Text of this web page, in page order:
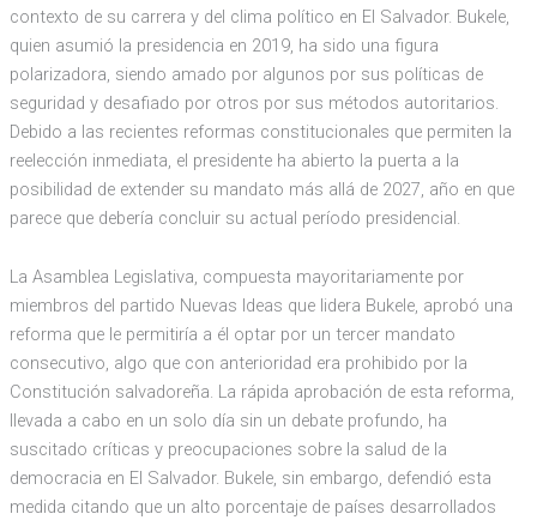
contexto de su carrera y del clima político en El Salvador. Bukele,
quien asumió la presidencia en 2019, ha sido una figura
polarizadora, siendo amado por algunos por sus políticas de
seguridad y desafiado por otros por sus métodos autoritarios.
Debido a las recientes reformas constitucionales que permiten la
reelección inmediata, el presidente ha abierto la puerta a la
posibilidad de extender su mandato más allá de 2027, año en que
parece que debería concluir su actual período presidencial.
La Asamblea Legislativa, compuesta mayoritariamente por
miembros del partido Nuevas Ideas que lidera Bukele, aprobó una
reforma que le permitiría a él optar por un tercer mandato
consecutivo, algo que con anterioridad era prohibido por la
Constitución salvadoreña. La rápida aprobación de esta reforma,
llevada a cabo en un solo día sin un debate profundo, ha
suscitado críticas y preocupaciones sobre la salud de la
democracia en El Salvador. Bukele, sin embargo, defendió esta
medida citando que un alto porcentaje de países desarrollados